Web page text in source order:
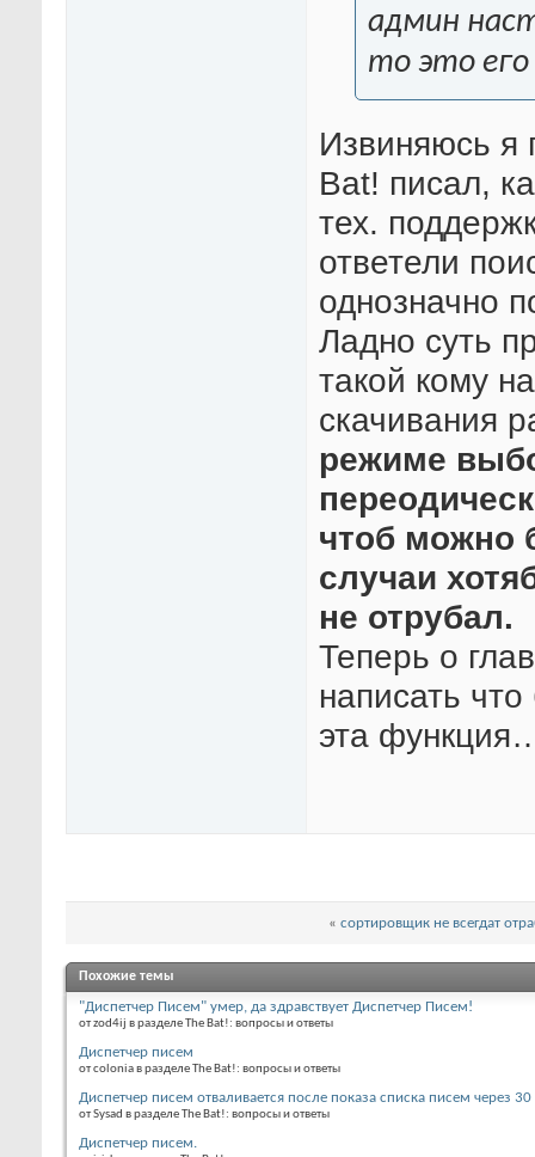
админ
то это его
Извиняюсь я
Bat! писал,
тех.
ответели
однозначно
Ладно суть
такой кому
скачивания
режиме
чтоб можно
случаи
не отрубал.
Теперь о
написать
эта
« сортировщик не всегдат
Похожие темы
"Диспетчер Писем" умер, да здравствует Диспетчер Писем!
от zod4ij в разделе The Bat!: вопросы и ответы
Диспетчер писем
от colonia в разделе The Bat!: вопросы и ответы
Диспетчер писем отваливается после показа списка писем через 30
от Sysad в разделе The Bat!: вопросы и ответы
Диспетчер писем.